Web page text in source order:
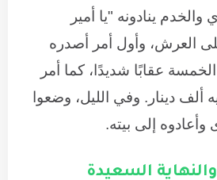
ينادونه "يا أمير
العرش، وأول أمر أصدره
عقابًا شديدًا، كما أمر
ألف دينار. وفي الليل، وضعوا
إلى بيته.
السعيدة